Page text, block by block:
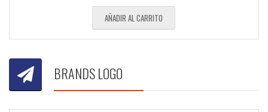
AÑADIR AL CARRITO
BRANDS LOGO